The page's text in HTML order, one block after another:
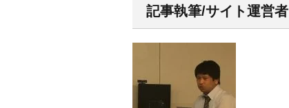
記事執筆/サイト運営者